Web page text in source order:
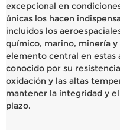
excepcional en
únicas los hacen
incluidos los
químico, marino, minería
elemento central en estas
conocido por su
oxidación y las altas
mantener la integridad y
plazo.